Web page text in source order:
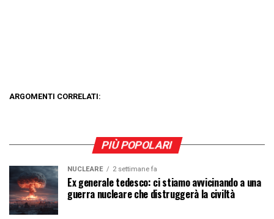
ARGOMENTI CORRELATI:
PIÙ POPOLARI
NUCLEARE 2 settimane fa
Ex generale tedesco: ci stiamo avvicinando a una
guerra nucleare che distruggerà la civiltà